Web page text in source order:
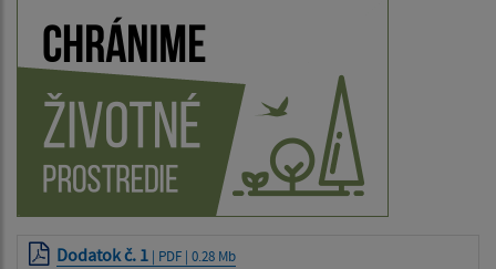
Dodatok č. 1 | PDF | 0.28 Mb